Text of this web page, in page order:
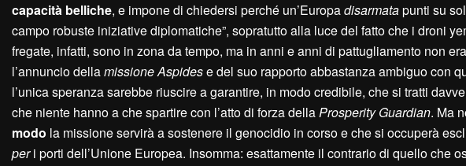
capacità belliche, e impone di chiedersi perché un’Europadisarmatapunti su
campo robuste iniziative diplomatiche”, sopratutto alla luce del fatto che i droni
fregate, infatti, sono in zona da tempo, ma in anni e anni di pattugliamento non
l’annuncio dellamissione Aspidese del suo rapporto abbastanza ambiguo con
l’unica speranza sarebbe riuscire a garantire, in modo credibile, che si tratti
che niente hanno a che spartire con l’atto di forza dellaProsperityGuardian. Ma
modo la missione servirà a sostenere il genocidio in corso e che si occuperà
peri porti dell’Unione Europea. Insomma: esattamente il contrario di quello che